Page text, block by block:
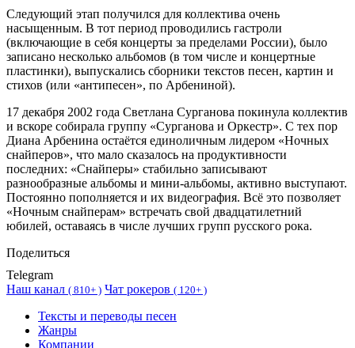
Следующий этап получился для коллектива очень
насыщенным. В тот период проводились гастроли
(включающие в себя концерты за пределами России), было
записано несколько альбомов (в том числе и концертные
пластинки), выпускались сборники текстов песен, картин и
стихов (или «антипесен», по Арбениной).
17 декабря 2002 года Светлана Сурганова покинула коллектив
и вскоре собирала группу «Сурганова и Оркестр». С тех пор
Диана Арбенина остаётся единоличным лидером «Ночных
снайперов», что мало сказалось на продуктивности
последних: «Снайперы» стабильно записывают
разнообразные альбомы и мини-альбомы, активно выступают.
Постоянно пополняется и их видеография. Всё это позволяет
«Ночным снайперам» встречать свой двадцатилетний
юбилей, оставаясь в числе лучших групп русского рока.
Поделиться
Telegram
Наш канал ( 810+ ) Чат рокеров ( 120+ )
Тексты и переводы песен
Жанры
Компании